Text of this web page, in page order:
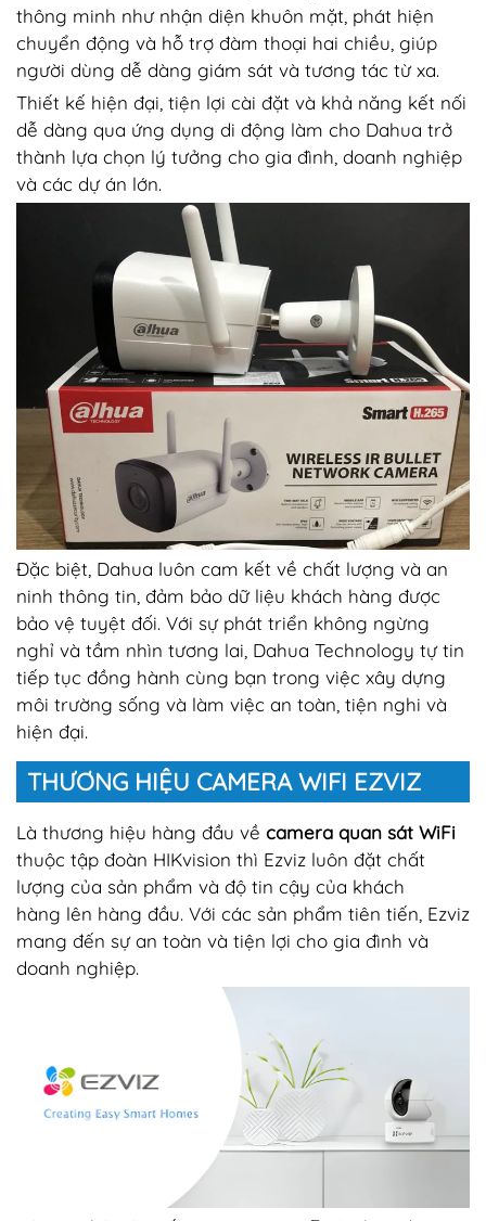
thông minh như nhận diện khuôn mặt, phát hiện
chuyển động và hỗ trợ đàm thoại hai chiều, giúp
người dùng dễ dàng giám sát và tương tác từ xa.
Thiết kế hiện đại, tiện lợi cài đặt và khả năng kết nối
dễ dàng qua ứng dụng di động làm cho Dahua trở
thành lựa chọn lý tưởng cho gia đình, doanh nghiệp
và các dự án lớn.
Đặc biệt, Dahua luôn cam kết về chất lượng và an
ninh thông tin, đảm bảo dữ liệu khách hàng được
bảo vệ tuyệt đối. Với sự phát triển không ngừng
nghỉ và tầm nhìn tương lai, Dahua Technology tự tin
tiếp tục đồng hành cùng bạn trong việc xây dựng
môi trường sống và làm việc an toàn, tiện nghi và
hiện đại.
THƯƠNG HIỆU CAMERA WIFI EZVIZ
Là thương hiệu hàng đầu về camera quan sát WiFi
thuộc tập đoàn HIKvision thì Ezviz luôn đặt chất
lượng của sản phẩm và độ tin cậy của khách
hàng lên hàng đầu. Với các sản phẩm tiên tiến, Ezviz
mang đến sự an toàn và tiện lợi cho gia đình và
doanh nghiệp.